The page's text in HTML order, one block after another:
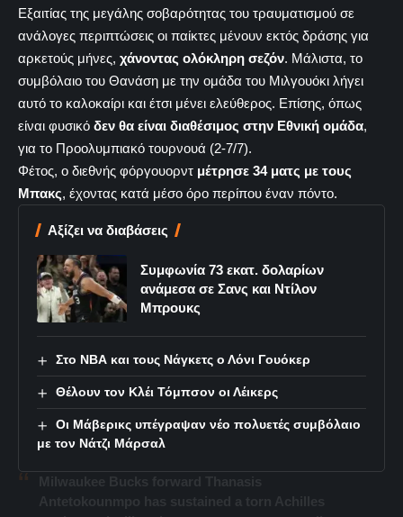
Εξαιτίας της μεγάλης σοβαρότητας του τραυματισμού σε
ανάλογες περιπτώσεις οι παίκτες μένουν εκτός δράσης για
αρκετούς μήνες, χάνοντας ολόκληρη σεζόν. Μάλιστα, το
συμβόλαιο του Θανάση με την ομάδα του Μιλγουόκι λήγει
αυτό το καλοκαίρι και έτσι μένει ελεύθερος. Επίσης, όπως
είναι φυσικό δεν θα είναι διαθέσιμος στην Εθνική ομάδα,
για το Προολυμπιακό τουρνουά (2-7/7).
Φέτος, ο διεθνής φόργουορντ μέτρησε 34 ματς με τους
Μπακς, έχοντας κατά μέσο όρο περίπου έναν πόντο.
Αξίζει να διαβάσεις
Συμφωνία 73 εκατ. δολαρίων
ανάμεσα σε Σανς και Ντίλον
Μπρουκς
Στο ΝΒΑ και τους Νάγκετς ο Λόνι Γουόκερ
Θέλουν τον Κλέι Τόμπσον οι Λέικερς
Οι Μάβερικς υπέγραψαν νέο πολυετές συμβόλαιο
με τον Νάτζι Μάρσαλ